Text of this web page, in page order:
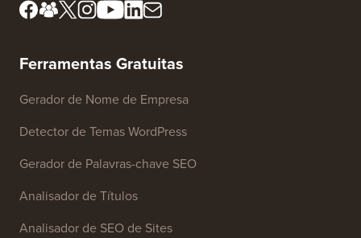
Ferramentas Gratuitas
Gerador de Nome de Empresa
Detector de Temas WordPress
Gerador de Palavras-chave SEO
Analisador de Títulos
Analisador de SEO de Sites